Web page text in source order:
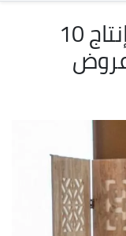
ستينية الاستقلال: دعم إنتاج 10
أفلام و5 عروض